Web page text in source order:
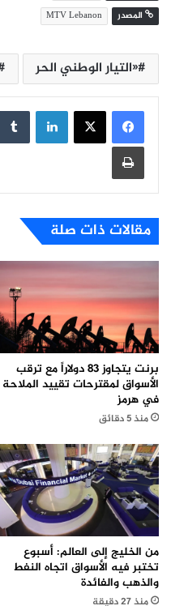
المصدر
MTV Lebanon
«التيار الوطني الحر
لينكدإن
طباعة
مقالات ذات صلة
برنت يتجاوز 83 دولاراً مع ترقب
الأسواق لمقترحات تقييد الملاحة
في هرمز
منذ 5 دقائق
من الخليج إلى العالم: أسبوع
تختبر فيه الأسواق اتجاه النفط
والذهب والفائدة
منذ 27 دقيقة